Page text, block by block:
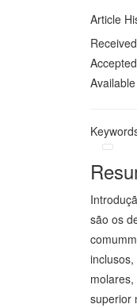
Article
são os
superior